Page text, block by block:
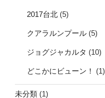
2017台北 (5)
クアラルンプール (5)
ジョグジャカルタ (10)
どこかにビューン！ (1)
未分類 (1)